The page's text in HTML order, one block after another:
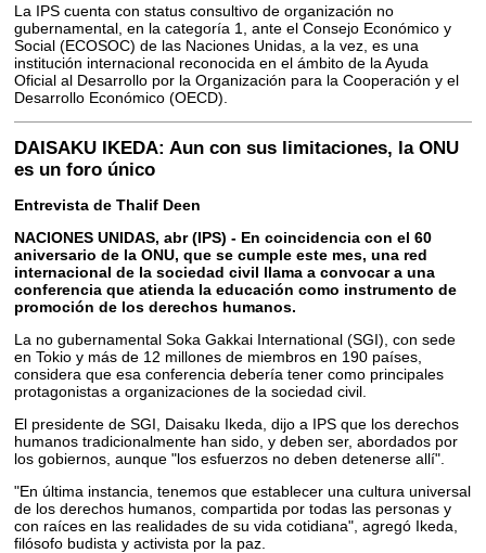
La IPS cuenta con status consultivo de organización no
gubernamental, en la categoría 1, ante el Consejo Económico y
Social (ECOSOC) de las Naciones Unidas, a la vez, es una
institución internacional reconocida en el ámbito de la Ayuda
Oficial al Desarrollo por la Organización para la Cooperación y el
Desarrollo Económico (OECD).
DAISAKU IKEDA: Aun con sus limitaciones, la ONU
es un foro único
Entrevista de Thalif Deen
NACIONES UNIDAS, abr (IPS) - En coincidencia con el 60
aniversario de la ONU, que se cumple este mes, una red
internacional de la sociedad civil llama a convocar a una
conferencia que atienda la educación como instrumento de
promoción de los derechos humanos.
La no gubernamental Soka Gakkai International (SGI), con sede
en Tokio y más de 12 millones de miembros en 190 países,
considera que esa conferencia debería tener como principales
protagonistas a organizaciones de la sociedad civil.
El presidente de SGI, Daisaku Ikeda, dijo a IPS que los derechos
humanos tradicionalmente han sido, y deben ser, abordados por
los gobiernos, aunque "los esfuerzos no deben detenerse allí".
"En última instancia, tenemos que establecer una cultura universal
de los derechos humanos, compartida por todas las personas y
con raíces en las realidades de su vida cotidiana", agregó Ikeda,
filósofo budista y activista por la paz.